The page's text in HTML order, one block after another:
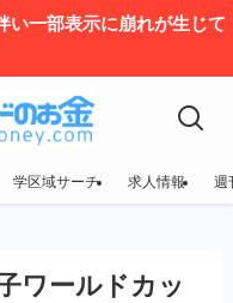
い一部表示に崩れが生じて
学区域サーチ 求人情報 週
ワールドカッ